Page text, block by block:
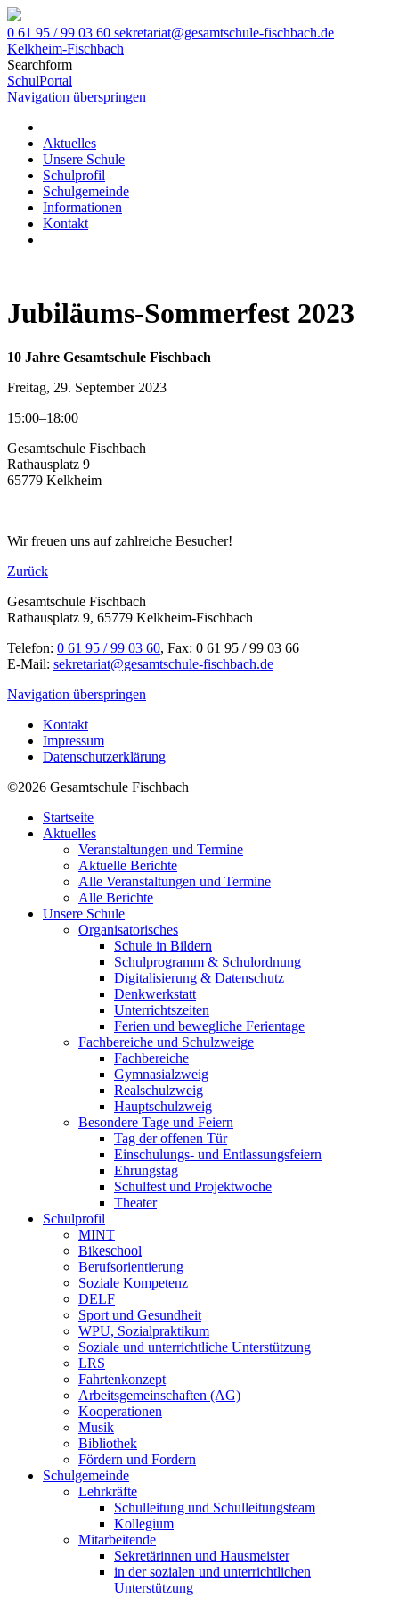
0 61 95 / 99 03 60 sekretariat@gesamtschule-fischbach.de
Kelkheim-Fischbach
Searchform
SchulPortal
Navigation überspringen
Aktuelles
Unsere Schule
Schulprofil
Schulgemeinde
Informationen
Kontakt
Jubiläums-Sommerfest 2023
10 Jahre Gesamtschule Fischbach
Freitag, 29. September 2023
15:00–18:00
Gesamtschule Fischbach
Rathausplatz 9
65779 Kelkheim
Wir freuen uns auf zahlreiche Besucher!
Zurück
Gesamtschule Fischbach
Rathausplatz 9, 65779 Kelkheim-Fischbach
Telefon: 0 61 95 / 99 03 60, Fax: 0 61 95 / 99 03 66
E-Mail: sekretariat@gesamtschule-fischbach.de
Navigation überspringen
Kontakt
Impressum
Datenschutzerklärung
©2026 Gesamtschule Fischbach
Startseite
Aktuelles
Veranstaltungen und Termine
Aktuelle Berichte
Alle Veranstaltungen und Termine
Alle Berichte
Unsere Schule
Organisatorisches
Schule in Bildern
Schulprogramm & Schulordnung
Digitalisierung & Datenschutz
Denkwerkstatt
Unterrichtszeiten
Ferien und bewegliche Ferientage
Fachbereiche und Schulzweige
Fachbereiche
Gymnasialzweig
Realschulzweig
Hauptschulzweig
Besondere Tage und Feiern
Tag der offenen Tür
Einschulungs- und Entlassungsfeiern
Ehrungstag
Schulfest und Projektwoche
Theater
Schulprofil
MINT
Bikeschool
Berufsorientierung
Soziale Kompetenz
DELF
Sport und Gesundheit
WPU, Sozialpraktikum
Soziale und unterrichtliche Unterstützung
LRS
Fahrtenkonzept
Arbeitsgemeinschaften (AG)
Kooperationen
Musik
Bibliothek
Fördern und Fordern
Schulgemeinde
Lehrkräfte
Schulleitung und Schulleitungsteam
Kollegium
Mitarbeitende
Sekretärinnen und Hausmeister
in der sozialen und unterrichtlichen
Unterstützung